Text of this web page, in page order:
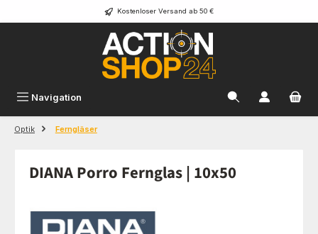
Zum Hauptinhalt springen Kostenloser Versand ab 50 €
Navigation
Optik Ferngläser
DIANA Porro Fernglas | 10x50